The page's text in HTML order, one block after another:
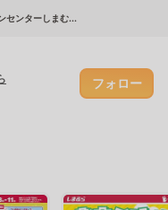
センターしまむ...
フォロー